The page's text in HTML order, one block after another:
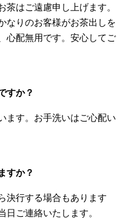
茶はご遠慮申し上げます。
なりのお客様がお茶出しを
心配無用です。安心してご
すか？
ます。お手洗いはご心配い
すか？
決行する場合もあります
日ご連絡いたします。